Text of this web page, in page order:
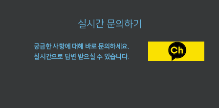
실시간 문의하기
궁금한 사항에 대해 바로 문의하세요.
실시간으로 답변 받으실 수 있습니다.